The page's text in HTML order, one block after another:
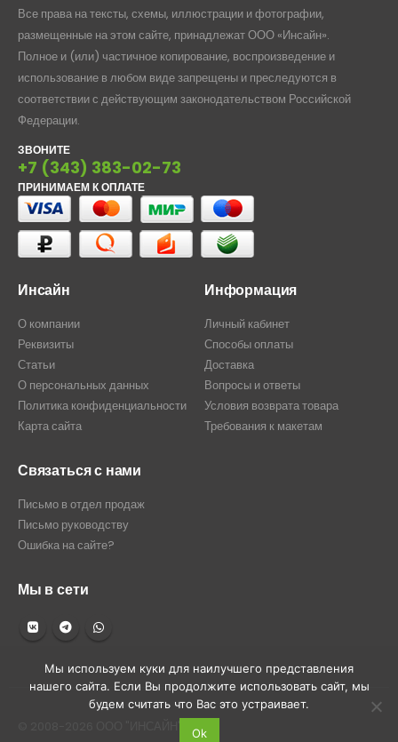
Все права на тексты, схемы, иллюстрации и фотографии,
размещенные на этом сайте, принадлежат ООО «Инсайн».
Полное и (или) частичное копирование, воспроизведение и
использование в любом виде запрещены и преследуются в
соответствии с действующим законодательством Российской
Федерации.
ЗВОНИТЕ
+7 (343) 383-02-73
ПРИНИМАЕМ К ОПЛАТЕ
Инсайн
О компании
Реквизиты
Статьи
О персональных данных
Политика конфиденциальности
Карта сайта
Информация
Личный кабинет
Способы оплаты
Доставка
Вопросы и ответы
Условия возврата товара
Требования к макетам
Связаться с нами
Письмо в отдел продаж
Письмо руководству
Ошибка на сайте?
Мы в сети
Мы используем куки для наилучшего представления
нашего сайта. Если Вы продолжите использовать сайт, мы
будем считать что Вас это устраивает.
Ok